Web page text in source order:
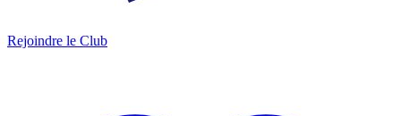
Rejoindre le Club